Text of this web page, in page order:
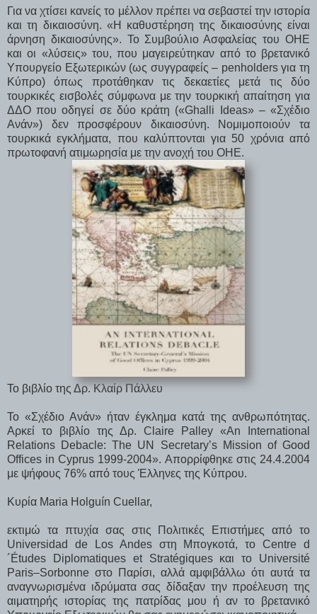
Για να χτίσει κανείς το μέλλον πρέπει να σεβαστεί την ιστορία
και τη δικαιοσύνη. «Η καθυστέρηση της δικαιοσύνης είναι
άρνηση δικαιοσύνης». Το Συμβούλιο Ασφαλείας του ΟΗΕ
και οι «λύσεις» του, που μαγειρεύτηκαν από το βρετανικό
Υπουργείο Εξωτερικών (ως συγγραφείς – penholders για τη
Κύπρο) όπως προτάθηκαν τις δεκαετίες μετά τις δύο
τουρκικές εισβολές σύμφωνα με την τουρκική απαίτηση για
ΔΔΟ που οδηγεί σε δύο κράτη («Ghalli Ideas» – «Σχέδιο
Ανάν») δεν προσφέρουν δικαιοσύνη. Νομιμοποιούν τα
τουρκικά εγκλήματα, που καλύπτονται για 50 χρόνια από
πρωτοφανή ατιμωρησία με την ανοχή του ΟΗΕ.
Το βιβλίο της Δρ. Κλαίρ Πάλλευ
Το «Σχέδιο Ανάν» ήταν έγκλημα κατά της ανθρωπότητας.
Αρκεί το βιβλίο της Δρ. Claire Palley «An International
Relations Debacle: The UN Secretary’s Mission of Good
Offices in Cyprus 1999-2004». Απορρίφθηκε στις 24.4.2004
με ψήφους 76% από τους Έλληνες της Κύπρου.
Κυρία Maria Holguín Cuellar,
εκτιμώ τα πτυχία σας στις Πολιτικές Επιστήμες από το
Universidad de Los Andes στη Μπογκοτά, το Centre d
´Études Diplomatiques et Stratégiques και το Université
Paris–Sorbonne στο Παρίσι, αλλά αμφιβάλλω ότι αυτά τα
αναγνωρισμένα ιδρύματα σας δίδαξαν την προέλευση της
αιματηρής ιστορίας της πατρίδας μου ή αν το βρετανικό